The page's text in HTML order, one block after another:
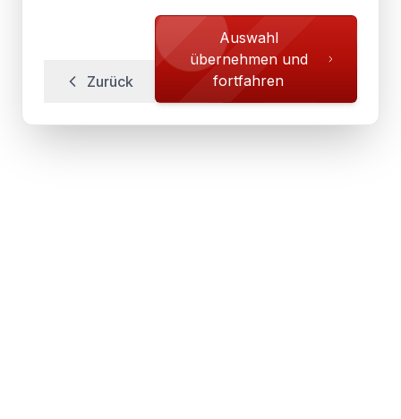
Zurück
Auswahl
übernehmen und
fortfahren